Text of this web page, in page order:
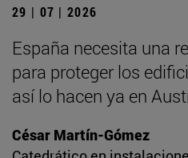
29 | 07 | 2026
España necesita una
para proteger los
así lo hacen ya en
César Martín-Gómez